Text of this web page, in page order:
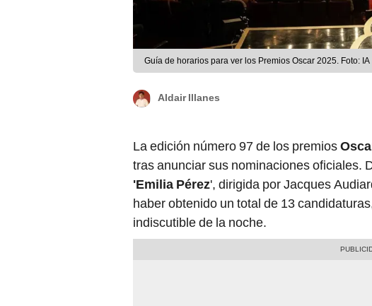
Guía de horarios para ver los Premios Oscar 2025. Foto: IA
Aldair Illanes
La edición número 97 de los premios
tras anunciar sus nominaciones oficiales.
'Emilia Pérez', dirigida por Jacques
haber obtenido un total de 13
indiscutible de la noche.